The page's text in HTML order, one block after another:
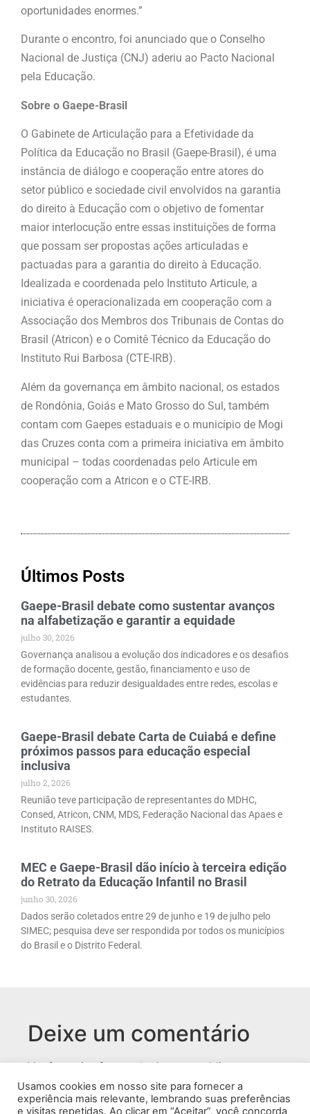
oportunidades enormes.”
Durante o encontro, foi anunciado que o Conselho
Nacional de Justiça (CNJ) aderiu ao Pacto Nacional
pela Educação.
Sobre o Gaepe-Brasil
O Gabinete de Articulação para a Efetividade da
Política da Educação no Brasil (Gaepe-Brasil), é uma
instância de diálogo e cooperação entre atores do
setor público e sociedade civil envolvidos na garantia
do direito à Educação com o objetivo de fomentar
maior interlocução entre essas instituições de forma
que possam ser propostas ações articuladas e
pactuadas para a garantia do direito à Educação.
Idealizada e coordenada pelo Instituto Articule, a
iniciativa é operacionalizada em cooperação com a
Associação dos Membros dos Tribunais de Contas do
Brasil (Atricon) e o Comitê Técnico da Educação do
Instituto Rui Barbosa (CTE-IRB).
Além da governança em âmbito nacional, os estados
de Rondônia, Goiás e Mato Grosso do Sul, também
contam com Gaepes estaduais e o município de Mogi
das Cruzes conta com a primeira iniciativa em âmbito
municipal – todas coordenadas pelo Articule em
cooperação com a Atricon e o CTE-IRB.
Últimos Posts
Gaepe-Brasil debate como sustentar avanços
na alfabetização e garantir a equidade
julho 30, 2026
Governança analisou a evolução dos indicadores e os desafios
de formação docente, gestão, financiamento e uso de
evidências para reduzir desigualdades entre redes, escolas e
estudantes.
Gaepe-Brasil debate Carta de Cuiabá e define
próximos passos para educação especial
inclusiva
julho 2, 2026
Reunião teve participação de representantes do MDHC,
Consed, Atricon, CNM, MDS, Federação Nacional das Apaes e
Instituto RAISES.
MEC e Gaepe-Brasil dão início à terceira edição
do Retrato da Educação Infantil no Brasil
junho 30, 2026
Dados serão coletados entre 29 de junho e 19 de julho pelo
SIMEC; pesquisa deve ser respondida por todos os municípios
do Brasil e o Distrito Federal.
Deixe um comentário
Você precisa fazer ologinpara publicar um
comentário.
Usamos cookies em nosso site para fornecer a
experiência mais relevante, lembrando suas preferências
e visitas repetidas. Ao clicar em “Aceitar”, você concorda